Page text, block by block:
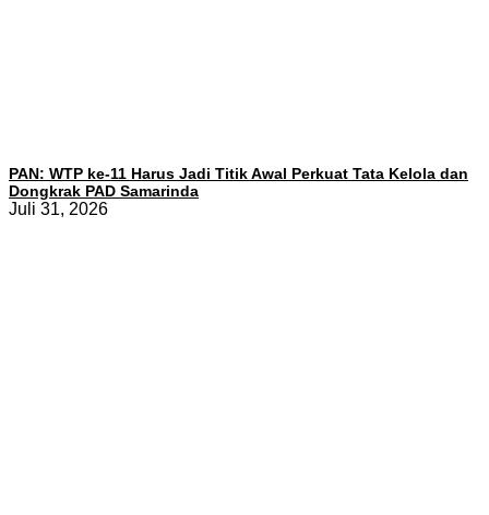
PAN: WTP ke-11 Harus Jadi Titik Awal Perkuat Tata Kelola dan
Dongkrak PAD Samarinda
Juli 31, 2026